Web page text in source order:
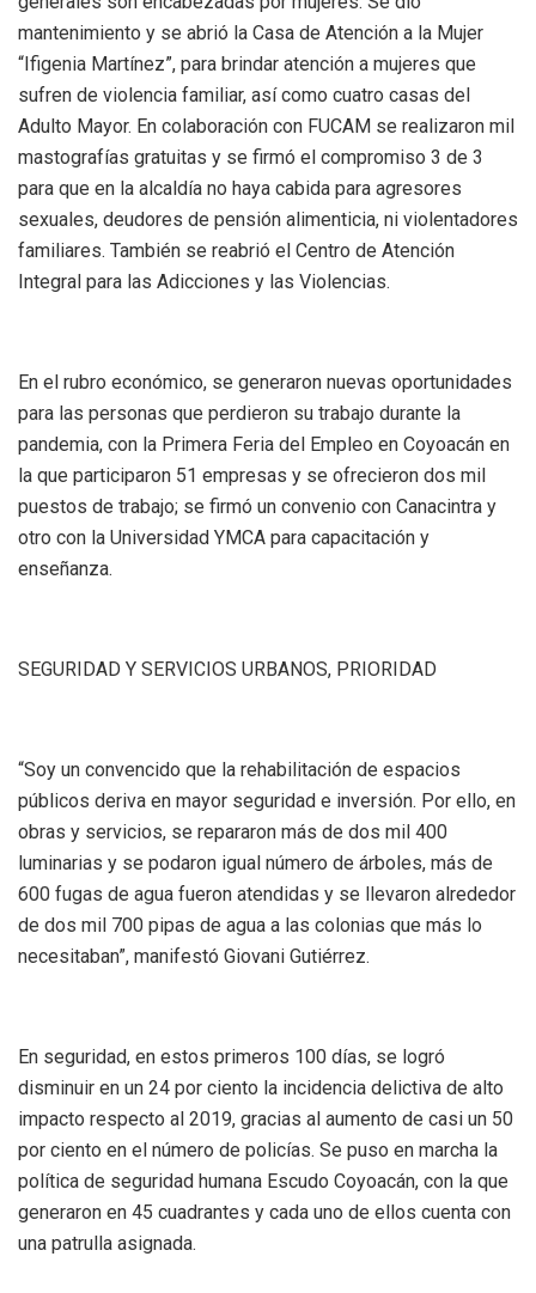
mantenimiento y se abrió la Casa de Atención a la Mujer
“Ifigenia Martínez”, para brindar atención a mujeres que
sufren de violencia familiar, así como cuatro casas del
Adulto Mayor. En colaboración con FUCAM se realizaron mil
mastografías gratuitas y se firmó el compromiso 3 de 3
para que en la alcaldía no haya cabida para agresores
sexuales, deudores de pensión alimenticia, ni violentadores
familiares. También se reabrió el Centro de Atención
Integral para las Adicciones y las Violencias.
En el rubro económico, se generaron nuevas oportunidades
para las personas que perdieron su trabajo durante la
pandemia, con la Primera Feria del Empleo en Coyoacán en
la que participaron 51 empresas y se ofrecieron dos mil
puestos de trabajo; se firmó un convenio con Canacintra y
otro con la Universidad YMCA para capacitación y
enseñanza.
SEGURIDAD Y SERVICIOS URBANOS, PRIORIDAD
“Soy un convencido que la rehabilitación de espacios
públicos deriva en mayor seguridad e inversión. Por ello, en
obras y servicios, se repararon más de dos mil 400
luminarias y se podaron igual número de árboles, más de
600 fugas de agua fueron atendidas y se llevaron alrededor
de dos mil 700 pipas de agua a las colonias que más lo
necesitaban”, manifestó Giovani Gutiérrez.
En seguridad, en estos primeros 100 días, se logró
disminuir en un 24 por ciento la incidencia delictiva de alto
impacto respecto al 2019, gracias al aumento de casi un 50
por ciento en el número de policías. Se puso en marcha la
política de seguridad humana Escudo Coyoacán, con la que
generaron en 45 cuadrantes y cada uno de ellos cuenta con
una patrulla asignada.